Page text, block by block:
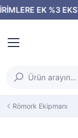
Römork Ekipmanı